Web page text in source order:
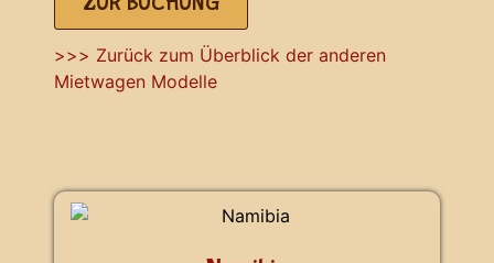
>>> Zurück zum Überblick der anderen
Mietwagen Modelle